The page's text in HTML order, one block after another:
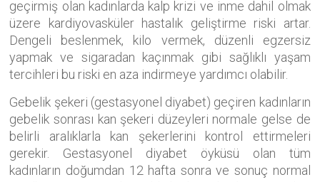
geçirmiş olan kadınlarda kalp krizi ve inme dahil olmak
üzere kardiyovasküler hastalık geliştirme riski artar.
Dengeli beslenmek, kilo vermek, düzenli egzersiz
yapmak ve sigaradan kaçınmak gibi sağlıklı yaşam
tercihleri bu riski en aza indirmeye yardımcı olabilir.
Gebelik şekeri (gestasyonel diyabet) geçiren kadınların
gebelik sonrası kan şekeri düzeyleri normale gelse de
belirli aralıklarla kan şekerlerini kontrol ettirmeleri
gerekir. Gestasyonel diyabet öyküsü olan tüm
kadınların doğumdan 12 hafta sonra ve sonuç normal